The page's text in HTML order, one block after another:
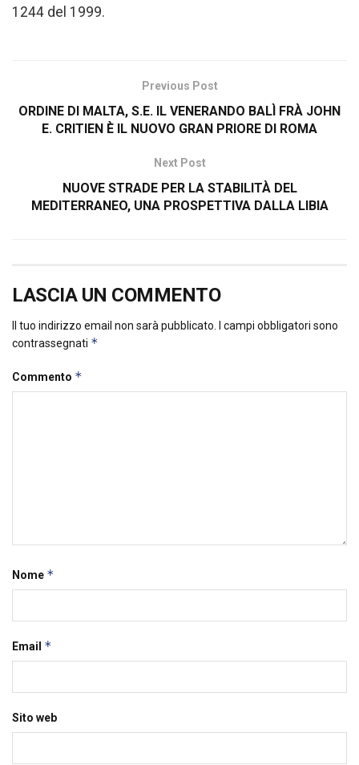
1244 del 1999.
Previous Post
ORDINE DI MALTA, S.E. IL VENERANDO BALÌ FRÀ JOHN
E. CRITIEN È IL NUOVO GRAN PRIORE DI ROMA
Next Post
NUOVE STRADE PER LA STABILITÀ DEL
MEDITERRANEO, UNA PROSPETTIVA DALLA LIBIA
LASCIA UN COMMENTO
Il tuo indirizzo email non sarà pubblicato.
I campi obbligatori sono
contrassegnati *
Commento *
Nome *
Email *
Sito web